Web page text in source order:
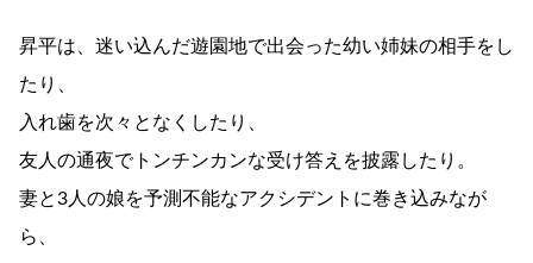
昇平は、迷い込んだ遊園地で出会った幼い姉妹の相手をし
たり、
入れ歯を次々となくしたり、
友人の通夜でトンチンカンな受け答えを披露したり。
妻と3人の娘を予測不能なアクシデントに巻き込みなが
ら、